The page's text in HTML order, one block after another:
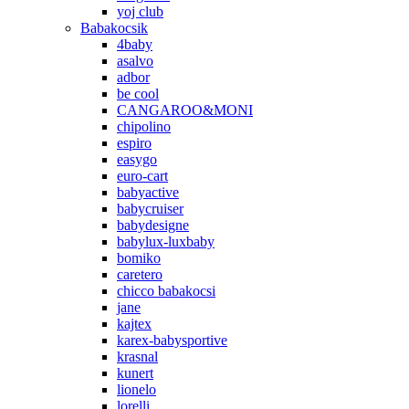
yoj club
Babakocsik
4baby
asalvo
adbor
be cool
CANGAROO&MONI
chipolino
espiro
easygo
euro-cart
babyactive
babycruiser
babydesigne
babylux-luxbaby
bomiko
caretero
chicco babakocsi
jane
kajtex
karex-babysportive
krasnal
kunert
lionelo
lorelli